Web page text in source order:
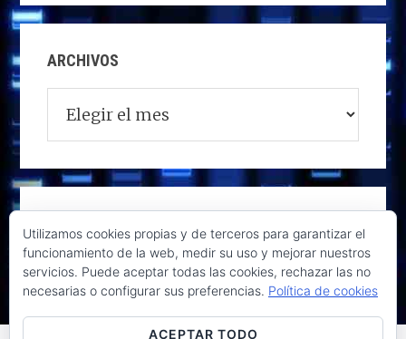
ARCHIVOS
Utilizamos cookies propias y de terceros para garantizar el
funcionamiento de la web, medir su uso y mejorar nuestros
servicios. Puede aceptar todas las cookies, rechazar las no
necesarias o configurar sus preferencias. Política de cookies
ACEPTAR TODO